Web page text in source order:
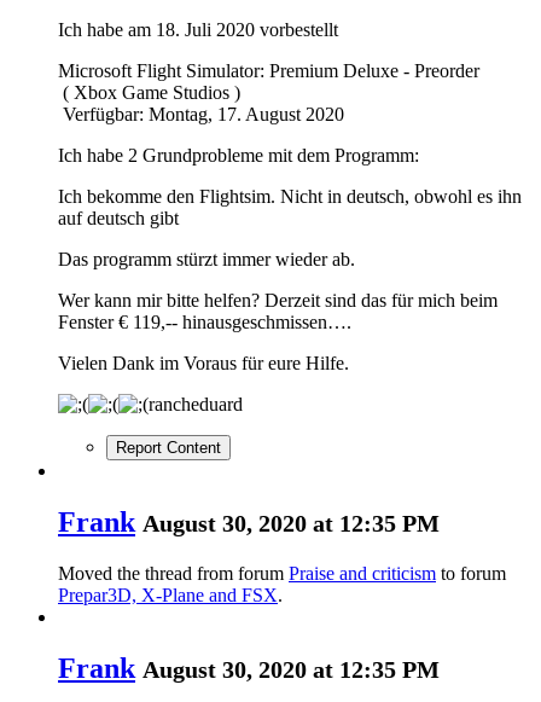
Ich habe am 18. Juli 2020 vorbestellt
Microsoft Flight Simulator: Premium Deluxe - Preorder
( Xbox Game Studios )
Verfügbar: Montag, 17. August 2020
Ich habe 2 Grundprobleme mit dem Programm:
Ich bekomme den Flightsim. Nicht in deutsch, obwohl es ihn
auf deutsch gibt
Das programm stürzt immer wieder ab.
Wer kann mir bitte helfen? Derzeit sind das für mich beim
Fenster € 119,-- hinausgeschmissen….
Vielen Dank im Voraus für eure Hilfe.
rancheduard
Report Content
Frank August 30, 2020 at 12:35 PM
Moved the thread from forum Praise and criticism to forum
Prepar3D, X-Plane and FSX.
Frank August 30, 2020 at 12:35 PM